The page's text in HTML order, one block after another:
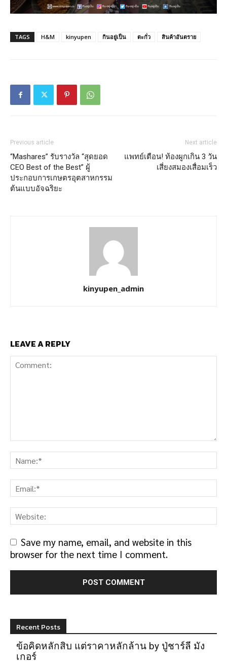
TAGS H&M kinyupen กินอยู่เป็น ตะกั่ว สินค้าอันตราย
Previous article
“Mashares” รับรางวัล “สุดยอด
CEO Best of the Best” ผู้
ประกอบการเกษตรอุตสาหกรรม
ต้นแบบอัจฉริยะ
Next article
แพทย์เตือน! ท้องผูกเกิน 3 วัน
เสี่ยงสมองเสื่อมเร็ว
kinyupen_admin
LEAVE A REPLY
Save my name, email, and website in this
browser for the next time I comment.
Recent Posts
ข้อคิดหลักสิบ แต่ราคาหลักล้าน by ปู่ชาร์ลี มัง
เกอร์